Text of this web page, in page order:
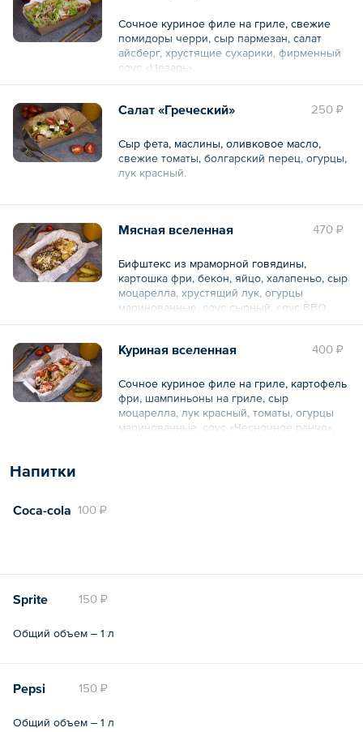
Сочное куриное филе на гриле, свежие
помидоры черри, сыр пармезан, салат
айсберг, хрустящие сухарики, фирменный
соус «Цезарь».
250 ₽
Салат «Греческий»
Сыр фета, маслины, оливковое масло,
свежие томаты, болгарский перец, огурцы,
лук красный.
Общий вес – 280 г
470 ₽
Мясная вселенная
Бифштекс из мраморной говядины,
картошка фри, бекон, яйцо, халапеньо, сыр
моцарелла, хрустящий лук, огурцы
маринованные, соус сырный, соус BBQ.
400 ₽
Куриная вселенная
Сочное куриное филе на гриле, картофель
фри, шампиньоны на гриле, сыр
моцарелла, лук красный, томаты, огурцы
маринованные, соус «Чесночное ранчо»,
Напитки
100 ₽
Coca-cola
150 ₽
Sprite
Общий объем – 1 л
150 ₽
Pepsi
Общий объем – 1 л